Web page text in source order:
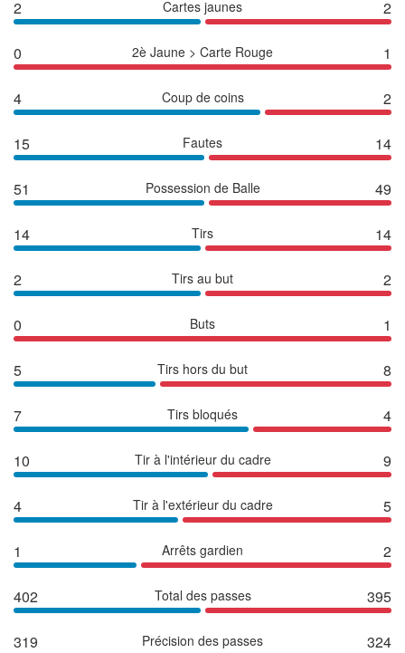
2 Cartes jaunes 2
0 2è Jaune > Carte Rouge 1
4 Coup de coins 2
15 Fautes 14
51 Possession de Balle 49
14 Tirs 14
2 Tirs au but 2
0 Buts 1
5 Tirs hors du but 8
7 Tirs bloqués 4
10 Tir à l'intérieur du cadre 9
4 Tir à l'extérieur du cadre 5
1 Arrêts gardien 2
402 Total des passes 395
319 Précision des passes 324